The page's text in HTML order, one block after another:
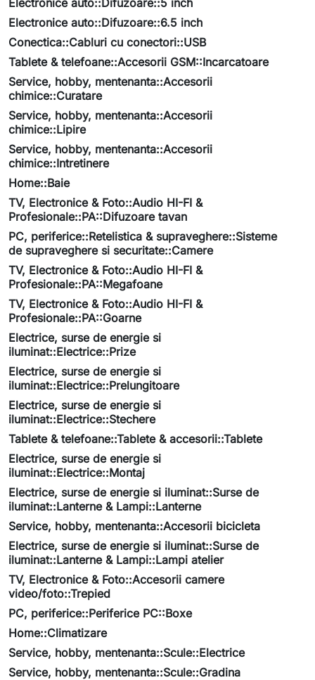
Electronice auto::Difuzoare::5 inch
Electronice auto::Difuzoare::6.5 inch
Conectica::Cabluri cu conectori::USB
Tablete & telefoane::Accesorii GSM::Incarcatoare
Service, hobby, mentenanta::Accesorii
chimice::Curatare
Service, hobby, mentenanta::Accesorii
chimice::Lipire
Service, hobby, mentenanta::Accesorii
chimice::Intretinere
Home::Baie
TV, Electronice & Foto::Audio HI-FI &
Profesionale::PA::Difuzoare tavan
PC, periferice::Retelistica & supraveghere::Sisteme
de supraveghere si securitate::Camere
TV, Electronice & Foto::Audio HI-FI &
Profesionale::PA::Megafoane
TV, Electronice & Foto::Audio HI-FI &
Profesionale::PA::Goarne
Electrice, surse de energie si
iluminat::Electrice::Prize
Electrice, surse de energie si
iluminat::Electrice::Prelungitoare
Electrice, surse de energie si
iluminat::Electrice::Stechere
Tablete & telefoane::Tablete & accesorii::Tablete
Electrice, surse de energie si
iluminat::Electrice::Montaj
Electrice, surse de energie si iluminat::Surse de
iluminat::Lanterne & Lampi::Lanterne
Service, hobby, mentenanta::Accesorii bicicleta
Electrice, surse de energie si iluminat::Surse de
iluminat::Lanterne & Lampi::Lampi atelier
TV, Electronice & Foto::Accesorii camere
video/foto::Trepied
PC, periferice::Periferice PC::Boxe
Home::Climatizare
Service, hobby, mentenanta::Scule::Electrice
Service, hobby, mentenanta::Scule::Gradina